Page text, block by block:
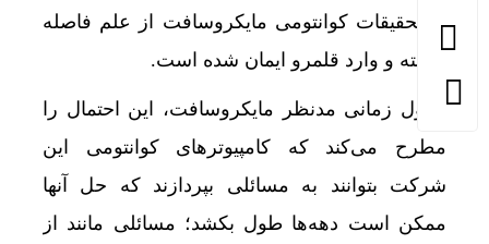
او تحقیقات کوانتومی مایکروسافت از علم فاصله
گرفته و وارد قلمرو ایمان شده است.
جدول زمانی مدنظر مایکروسافت، این احتمال را
مطرح می‌کند که کامپیوترهای کوانتومی این
شرکت بتوانند به مسائلی بپردازند که حل آنها
ممکن است دهه‌ها طول بکشد؛ مسائلی مانند از